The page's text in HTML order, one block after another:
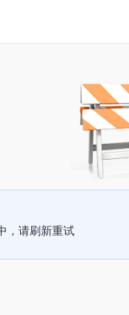
，请刷新重试